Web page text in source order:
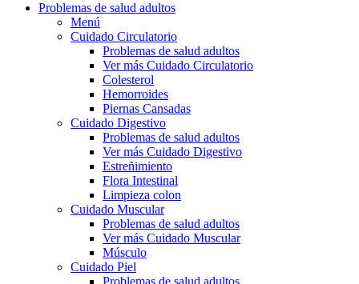
Problemas de salud adultos
Menú
Cuidado Circulatorio
Problemas de salud adultos
Ver más Cuidado Circulatorio
Colesterol
Hemorroides
Piernas Cansadas
Cuidado Digestivo
Problemas de salud adultos
Ver más Cuidado Digestivo
Estreñimiento
Flora Intestinal
Limpieza colon
Cuidado Muscular
Problemas de salud adultos
Ver más Cuidado Muscular
Músculo
Cuidado Piel